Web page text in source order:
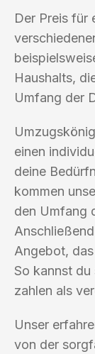
Der Preis für
Haushalts,
Umfang der
einen
deine
kommen
den Umfang
Angebot,
So kannst du
zahlen als
Unser
von der